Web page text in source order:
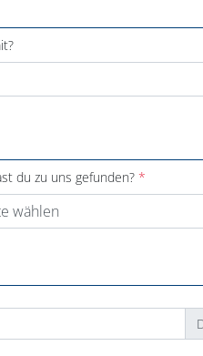
du zu uns gefunden?